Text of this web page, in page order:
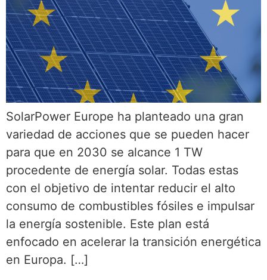
SolarPower Europe ha planteado una gran
variedad de acciones que se pueden hacer
para que en 2030 se alcance 1 TW
procedente de energía solar. Todas estas
con el objetivo de intentar reducir el alto
consumo de combustibles fósiles e impulsar
la energía sostenible. Este plan está
enfocado en acelerar la transición energética
en Europa. […]